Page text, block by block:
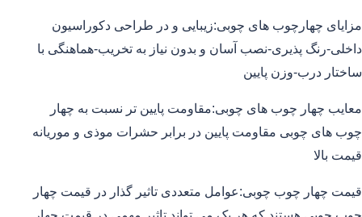
مزایای چهارچوب های چوبی:زیبایی و در طراحی دکوراسیون
داخلی-رنگ پذیری-نصب آسان و بدون نیاز به تخریب-هماهنگی با
ساختار درب-وزن پایین
معایب چهار چوب های چوبی:مقاومت پایین تر نسبت به چهار
چوب های چوبی مقاومت پایین در برابر حشرات موذی و موریانه
قیمت بالا
قیمت چهار چوب چوبی:عوامل متعددی تاثیر گذار در قیمت چهار